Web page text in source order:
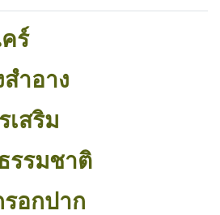
ร์
ำอาง
เสริม
รรมชาติ
รอกปาก